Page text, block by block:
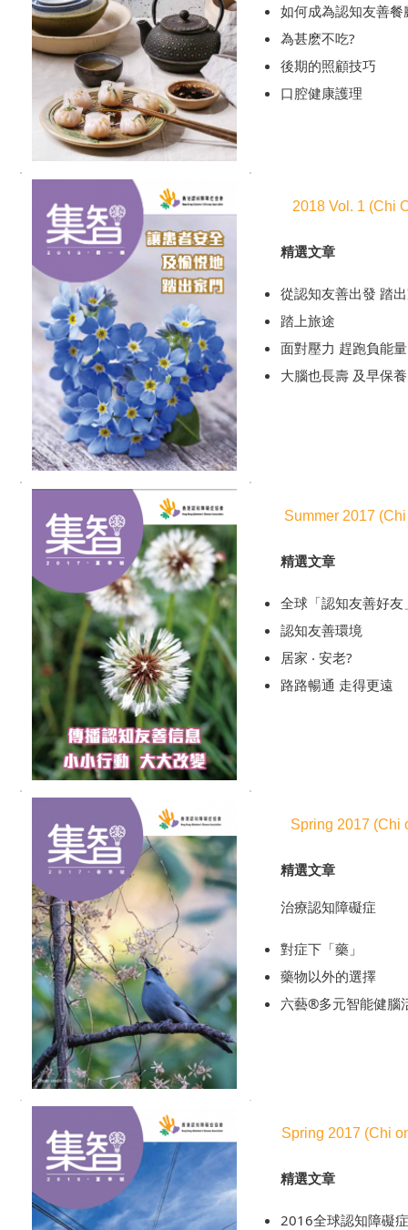
如何成為認知友善餐
為甚麽不吃?
後期的照顧技巧
口腔健康護理
2018 Vol. 1 (Chi
精選文章
從認知友善出發 踏
踏上旅途
面對壓力 趕跑負能量
大腦也長壽 及早保
Summer 2017
精選文章
全球「認知友善好友
認知友善環境
居家 ‧ 安老?
路路暢通 走得更遠
Spring 2017 (Chi
精選文章
2016全球認知障礙
Spring 2017 (Chi
精選文章
治療認知障礙症
對症下「藥」
藥物以外的選擇
六藝®多元智能健腦